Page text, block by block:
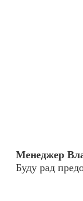
Менеджер
Буду рад